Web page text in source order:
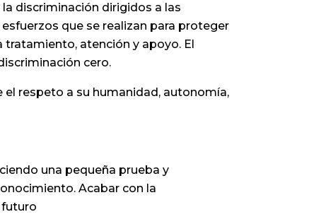
discriminación dirigidos a las
que se realizan para proteger
tratamiento, atención y apoyo. El
cero.
respeto a su humanidad, autonomía,
una pequeña prueba y
Acabar con la
futuro